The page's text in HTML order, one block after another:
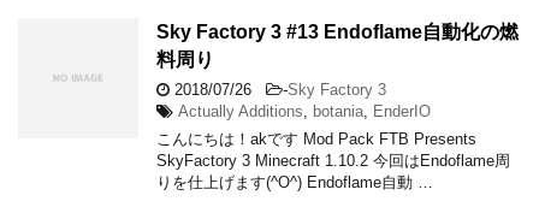
Sky Factory 3 #13 Endoflame自動化の燃
料周り
2018/07/26 -Sky Factory 3
Actually Additions
botania EnderIO
こんにちは！akです Mod Pack FTB Presents
SkyFactory 3 Minecraft 1.10.2 今回はEndoflame周
りを仕上げます(^O^) Endoflame自動 …